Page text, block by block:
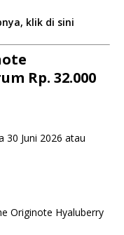
klik di sini
Rp. 32.000
30 Juni 2026 atau
Originote Hyaluberry